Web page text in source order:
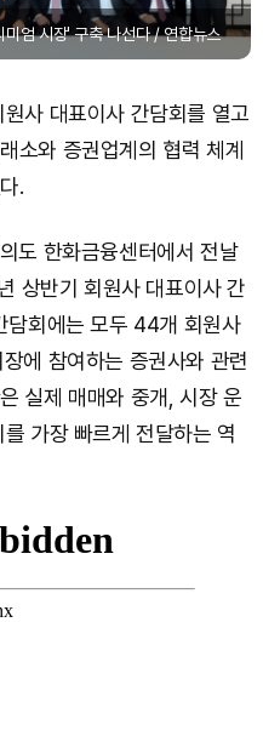
엄 시장' 구축 나선다 / 연합뉴스
사 대표이사 간담회를 열고
소와 증권업계의 협력 체계
.
도 한화금융센터에서 전날
상반기 회원사 대표이사 간
담회에는 모두 44개 회원사
에 참여하는 증권사와 관련
실제 매매와 중개, 시장 운
가장 빠르게 전달하는 역